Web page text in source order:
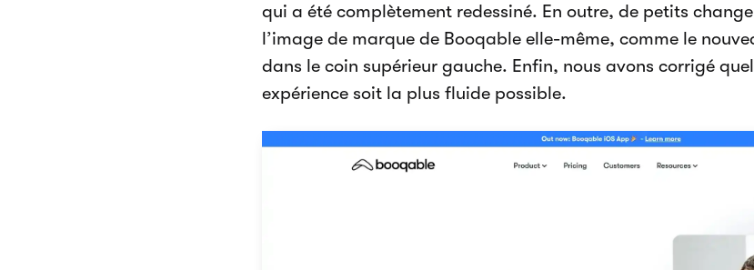
qui a été complètement redessiné. En outre, de petits
l’image de marque de Booqable elle-même, comme le
dans le coin supérieur gauche. Enfin, nous avons corrigé
expérience soit la plus fluide possible.